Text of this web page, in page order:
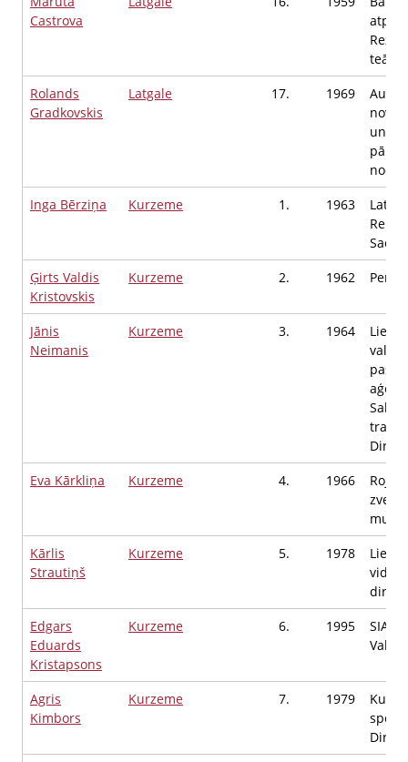
Castrova
Rolands
Gradkovskis
Latgale 17. 1969
un
Inga Bērziņa
Kurzeme 1. 1963
Ģirts Valdis
Kristovskis
Kurzeme 2. 1962
Jānis
Neimanis
Kurzeme 3. 1964
Eva Kārkliņa
Kurzeme 4. 1966
Rojas
Kārlis
Strautiņš
Kurzeme 5. 1978
Edgars
Eduards
Kristapsons
Kurzeme 6. 1995
SIA
Agris
Kimbors
Kurzeme 7. 1979